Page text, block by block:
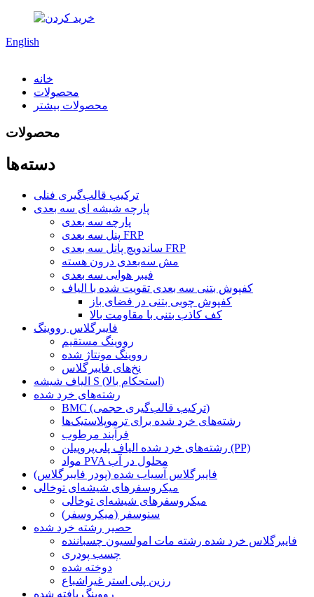
English
خانه
محصولات
محصولات بیشتر
محصولات
دسته‌ها
ترکیب قالب‌گیری فنلی
پارچه شیشه ای سه بعدی
پارچه سه بعدی
پنل سه بعدی FRP
ساندویچ پانل سه بعدی FRP
مش سه‌بعدی درون هسته
فیبر هوایی سه بعدی
کفپوش بتنی سه بعدی تقویت شده با الیاف
کفپوش چوبی بتنی در فضای باز
کف کاذب بتنی با مقاومت بالا
فایبرگلاس رووینگ
رووینگ مستقیم
رووینگ مونتاژ شده
نخ‌های فایبرگلاس
الیاف شیشه S (استحکام بالا)
رشته‌های خرد شده
BMC (ترکیب قالب‌گیری حجمی)
رشته‌های خرد شده برای ترموپلاستیک‌ها
فرآیند مرطوب
رشته‌های خرد شده الیاف پلی‌پروپیلن (PP)
مواد PVA محلول در آب
فایبرگلاس آسیاب شده (پودر فایبرگلاس)
میکروسفرهای شیشه‌ای توخالی
میکروسفرهای شیشه‌ای توخالی
سنوسفر (میکروسفر)
حصیر رشته خرد شده
فایبرگلاس خرد شده رشته مات امولسیون چسباننده
چسب پودری
دوخته شده
رزین پلی استر غیراشباع
رووینگ بافته شده